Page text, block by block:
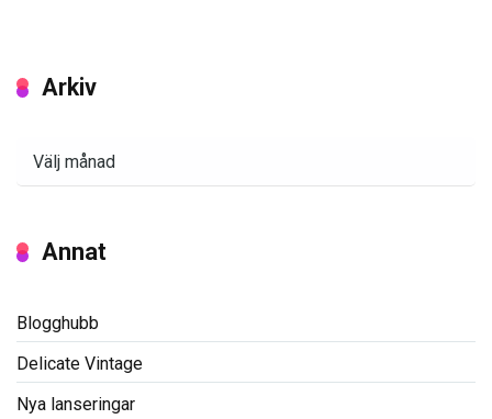
Arkiv
Annat
Blogghubb
Delicate Vintage
Nya lanseringar